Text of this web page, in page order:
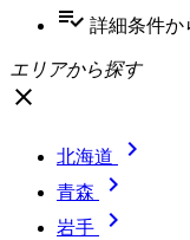
playlist_add_check 詳細条件か
エリアから探す
close
北海道 
青森 
岩手 